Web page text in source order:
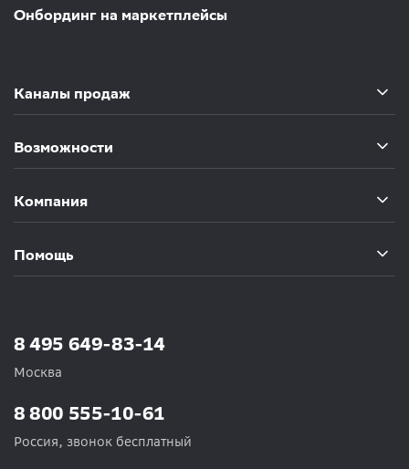
Онбординг на маркетплейсы
Каналы продаж
Возможности
Компания
Помощь
8 495 649-83-14
Москва
8 800 555-10-61
Россия, звонок бесплатный